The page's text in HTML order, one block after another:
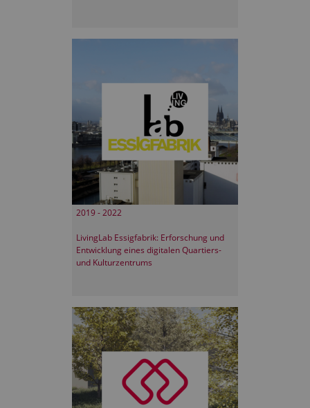
2019 - 2022
LivingLab Essigfabrik: Erforschung und
Entwicklung eines digitalen Quartiers-
und Kulturzentrums